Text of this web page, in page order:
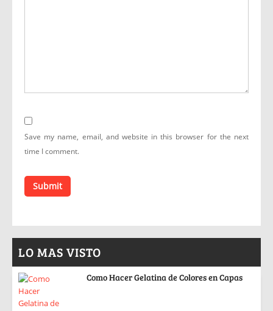
Save my name, email, and website in this browser for the next
time I comment.
LO MAS VISTO
Como Hacer Gelatina de Colores en Capas